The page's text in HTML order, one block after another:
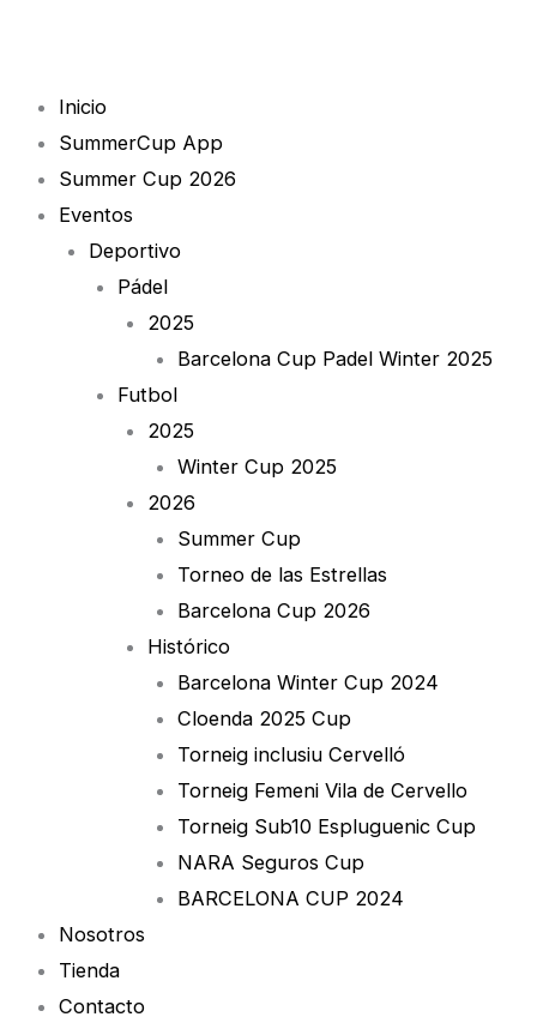
Inicio
SummerCup App
Summer Cup 2026
Eventos
Deportivo
Pádel
2025
Barcelona Cup Padel Winter 2025
Futbol
2025
Winter Cup 2025
2026
Summer Cup
Torneo de las Estrellas
Barcelona Cup 2026
Histórico
Barcelona Winter Cup 2024
Cloenda 2025 Cup
Torneig inclusiu Cervelló
Torneig Femeni Vila de Cervello
Torneig Sub10 Espluguenic Cup
NARA Seguros Cup
BARCELONA CUP 2024
Nosotros
Tienda
Contacto